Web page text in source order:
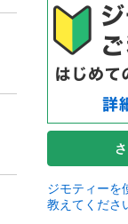
ジモティーを
教えてくださ